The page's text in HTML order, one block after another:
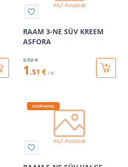
RAAM 3-NE SÜV KREEM
ASFORA
2.52 €
1 .51 € / tk
KAMPAANIA